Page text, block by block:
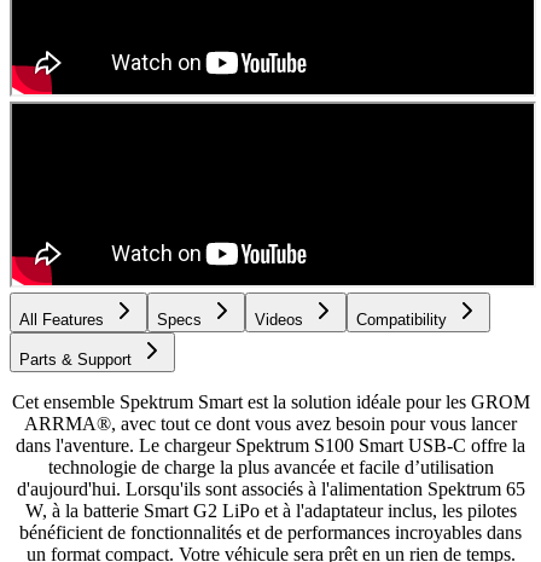
All Features Specs Videos Compatibility
Parts & Support
Cet ensemble Spektrum Smart est la solution idéale pour les GROM
ARRMA®, avec tout ce dont vous avez besoin pour vous lancer
dans l'aventure. Le chargeur Spektrum S100 Smart USB-C offre la
technologie de charge la plus avancée et facile d’utilisation
d'aujourd'hui. Lorsqu'ils sont associés à l'alimentation Spektrum 65
W, à la batterie Smart G2 LiPo et à l'adaptateur inclus, les pilotes
bénéficient de fonctionnalités et de performances incroyables dans
un format compact. Votre véhicule sera prêt en un rien de temps.